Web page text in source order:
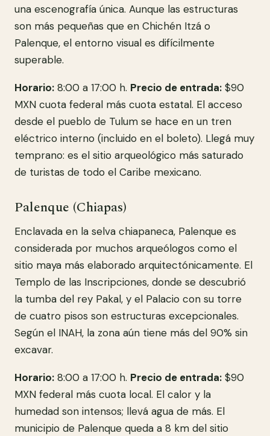
una escenografía única. Aunque las estructuras
son más pequeñas que en Chichén Itzá o
Palenque, el entorno visual es difícilmente
superable.
Horario: 8:00 a 17:00 h. Precio de entrada: $90
MXN cuota federal más cuota estatal. El acceso
desde el pueblo de Tulum se hace en un tren
eléctrico interno (incluido en el boleto). Llegá muy
temprano: es el sitio arqueológico más saturado
de turistas de todo el Caribe mexicano.
Palenque (Chiapas)
Enclavada en la selva chiapaneca, Palenque es
considerada por muchos arqueólogos como el
sitio maya más elaborado arquitectónicamente. El
Templo de las Inscripciones, donde se descubrió
la tumba del rey Pakal, y el Palacio con su torre
de cuatro pisos son estructuras excepcionales.
Según el INAH, la zona aún tiene más del 90% sin
excavar.
Horario: 8:00 a 17:00 h. Precio de entrada: $90
MXN federal más cuota local. El calor y la
humedad son intensos; llevá agua de más. El
municipio de Palenque queda a 8 km del sitio